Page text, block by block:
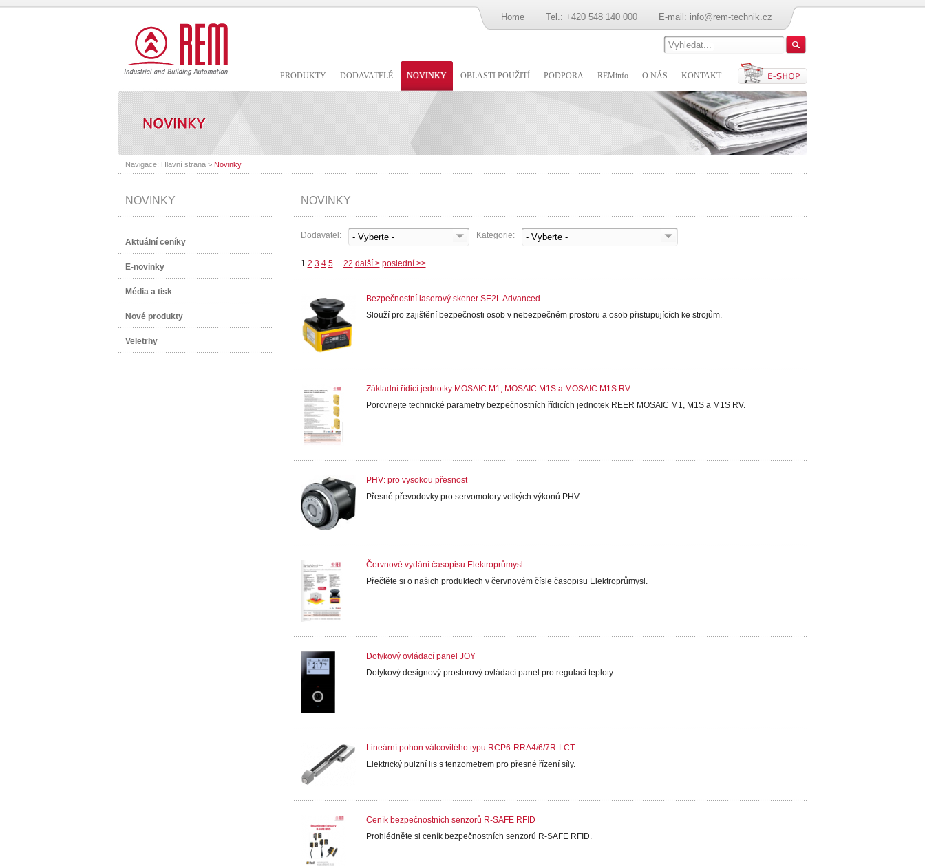
Home Tel.: +420 548 140 000 E-mail: info@rem-technik.cz
PRODUKTY DODAVATELÉ NOVINKY OBLASTI POUŽITÍ PODPORA REMinfo O NÁS KONTAKT
Navigace: Hlavní strana> Novinky
NOVINKY
Aktuální ceníky
E-novinky
Média a tisk
Nové produkty
Veletrhy
NOVINKY
Dodavatel: Kategorie:
1 2 3 4 5... 22 další > poslední >>
Bezpečnostní laserový skener SE2L Advanced
Slouží pro zajištění bezpečnosti osob v nebezpečném prostoru a osob přistupujících ke strojům.
Základní řídicí jednotky MOSAIC M1, MOSAIC M1S a MOSAIC M1S RV
Porovnejte technické parametry bezpečnostních řídicích jednotek REER MOSAIC M1, M1S a M1S RV.
PHV: pro vysokou přesnost
Přesné převodovky pro servomotory velkých výkonů PHV.
Červnové vydání časopisu Elektroprůmysl
Přečtěte si o našich produktech v červnovém čísle časopisu Elektroprůmysl.
Dotykový ovládací panel JOY
Dotykový designový prostorový ovládací panel pro regulaci teploty.
Lineární pohon válcovitého typu RCP6-RRA4/6/7R-LCT
Elektrický pulzní lis s tenzometrem pro přesné řízení síly.
Ceník bezpečnostních senzorů R-SAFE RFID
Prohlédněte si ceník bezpečnostních senzorů R-SAFE RFID.